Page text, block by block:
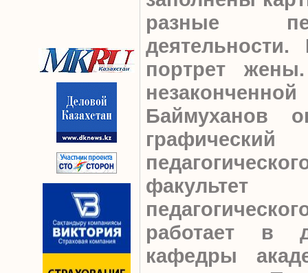
разные
портрет
Баймуханов
факультет
работает в
кафедры